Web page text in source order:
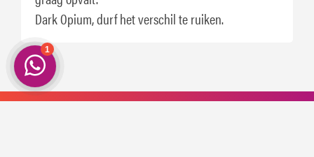
Dark Opium, durf het verschil te ruiken.